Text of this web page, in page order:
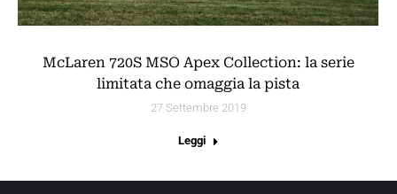
McLaren 720S MSO Apex Collection: la serie
limitata che omaggia la pista
27 Settembre 2019
Leggi